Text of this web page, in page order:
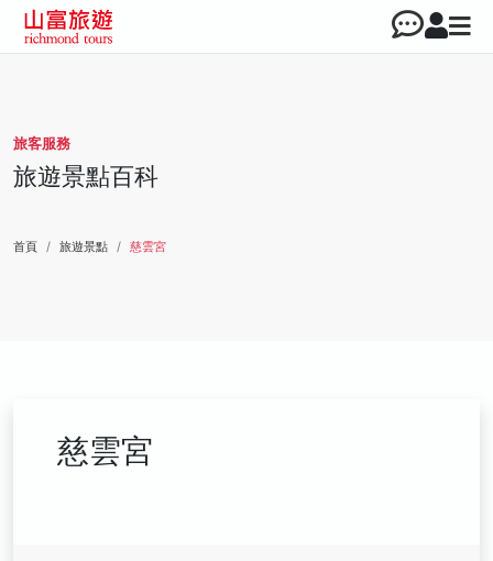
旅客服務
旅遊景點百科
首頁 旅遊景點 慈雲宮
慈雲宮